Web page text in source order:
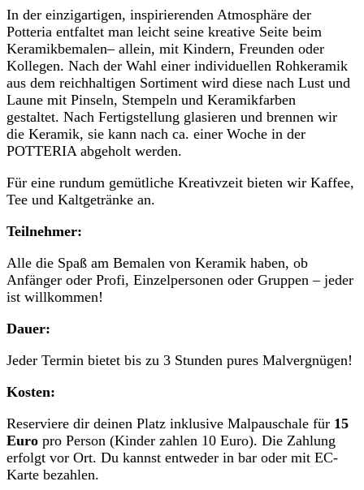
In der einzigartigen, inspirierenden Atmosphäre der
Potteria entfaltet man leicht seine kreative Seite beim
Keramikbemalen– allein, mit Kindern, Freunden oder
Kollegen. Nach der Wahl einer individuellen Rohkeramik
aus dem reichhaltigen Sortiment wird diese nach Lust und
Laune mit Pinseln, Stempeln und Keramikfarben
gestaltet. Nach Fertigstellung glasieren und brennen wir
die Keramik, sie kann nach ca. einer Woche in der
POTTERIA abgeholt werden.
Für eine rundum gemütliche Kreativzeit bieten wir Kaffee,
Tee und Kaltgetränke an.
Teilnehmer:
Alle die Spaß am Bemalen von Keramik haben, ob
Anfänger oder Profi, Einzelpersonen oder Gruppen – jeder
ist willkommen!
Dauer:
Jeder Termin bietet bis zu 3 Stunden pures Malvergnügen!
Kosten:
Reserviere dir deinen Platz inklusive Malpauschale für 15
Euro pro Person (Kinder zahlen 10 Euro). Die Zahlung
erfolgt vor Ort. Du kannst entweder in bar oder mit EC-
Karte bezahlen.